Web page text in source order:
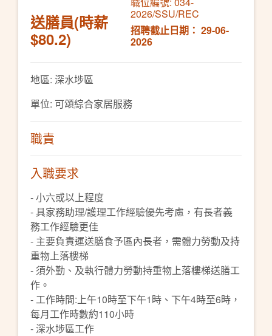
送膳員(時薪
$80.2)
2026/SSU/REC
招聘截止日期： 29-06-
2026
地區: 深水埗區
單位: 可頌綜合家居服務
職責
入職要求
- 小六或以上程度
- 具家務助理/護理工作經驗優先考慮，有長者義
務工作經驗更佳
- 主要負責運送膳食予區內長者，需體力勞動及持
重物上落樓梯
- 須外勤、及執行體力勞動持重物上落樓梯送膳工
作。
- 工作時間:上午10時至下午1時、下午4時至6時，
每月工作時數約110小時
- 深水埗區工作